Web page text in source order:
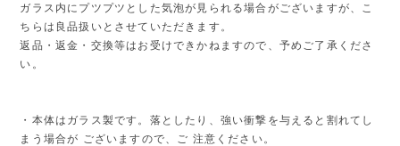
ガラス内にプツプツとした気泡が見られる場合がございますが、こ
ちらは良品扱いとさせていただきます。
返品・返金・交換等はお受けできかねますので、予めご了承くださ
い。
・本体はガラス製です。落としたり、強い衝撃を与えると割れてし
まう場合が ございますので、ご 注意ください。